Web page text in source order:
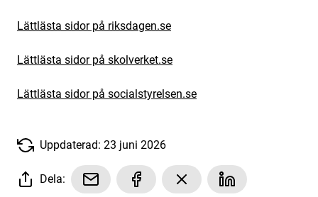
Lättlästa sidor på riksdagen.se
Lättlästa sidor på skolverket.se
Lättlästa sidor på socialstyrelsen.se
Uppdaterad: 23 juni 2026
Dela: